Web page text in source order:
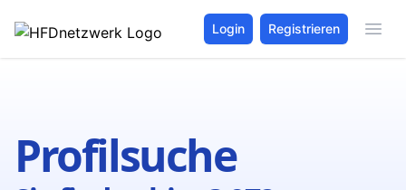
Login Registrieren
Profilsuche